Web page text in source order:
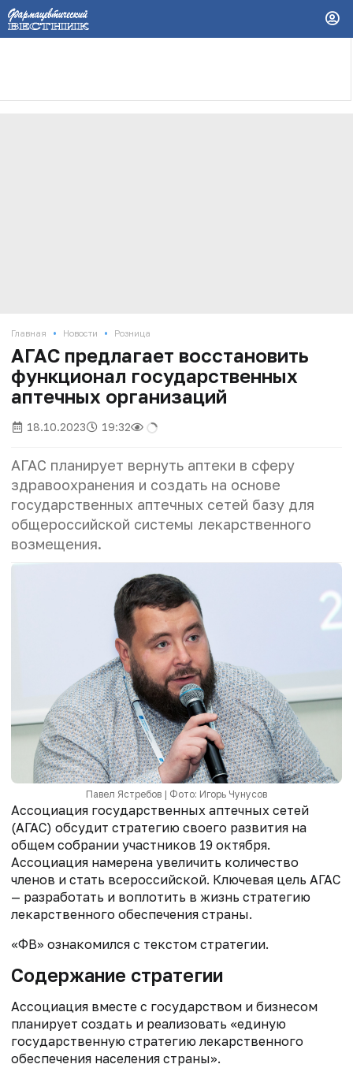
Главная • Новости • Розница
АГАС предлагает восстановить
функционал государственных
аптечных организаций
18.10.2023 19:32
АГАС планирует вернуть аптеки в сферу
здравоохранения и создать на основе
государственных аптечных сетей базу для
общероссийской системы лекарственного
возмещения.
Павел Ястребов | Фото: Игорь Чунусов
Ассоциация государственных аптечных сетей
(АГАС) обсудит стратегию своего развития на
общем собрании участников 19 октября.
Ассоциация намерена увеличить количество
членов и стать всероссийской. Ключевая цель АГАС
— разработать и воплотить в жизнь стратегию
лекарственного обеспечения страны.
«ФВ» ознакомился с текстом стратегии.
Содержание стратегии
Ассоциация вместе с государством и бизнесом
планирует создать и реализовать «единую
государственную стратегию лекарственного
обеспечения населения страны».